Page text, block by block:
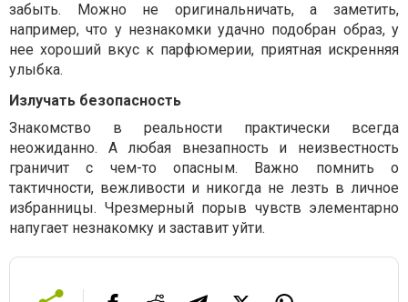
забыть. Можно не оригинальничать, а заметить,
например, что у незнакомки удачно подобран образ, у
нее хороший вкус к парфюмерии, приятная искренняя
улыбка.
Излучать безопасность
Знакомство в реальности практически всегда
неожиданно. А любая внезапность и неизвестность
граничит с чем-то опасным. Важно помнить о
тактичности, вежливости и никогда не лезть в личное
избранницы. Чрезмерный порыв чувств элементарно
напугает незнакомку и заставит уйти.